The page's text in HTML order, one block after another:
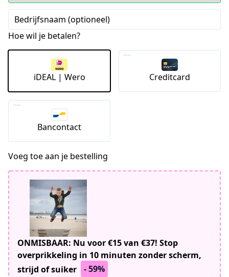
Bedrijfsnaam (optioneel)
Hoe wil je betalen?
iDEAL | Wero Creditcard
Bancontact
Voeg toe aan je bestelling
ONMISBAAR: Nu voor €15 van €37! Stop
overprikkeling in 10 minuten zonder scherm,
strijd of suiker
- 59%